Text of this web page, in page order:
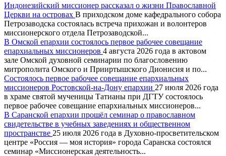
Индонезийский миссионер рассказал о жизни Православной
Церкви на островах В приходском доме кафедрального собора
Петрозаводска состоялась встреча прихожан и волонтеров
миссионерского отдела Петрозаводской...
В Омской епархии состоялось первое рабочее совещание
епархиальных миссионеров 4 августа 2026 года в актовом
зале Омской духовной семинарии по благословению
митрополита Омского и Прииртышского Дионисия и по...
Состоялось первое рабочее совещание епархиальных
миссионеров Ростовской-на-Дону епархии 27 июля 2026 года
в храме святой мученицы Татианы при ДГТУ состоялось
первое рабочее совещание епархиальных миссионеров...
В Саранской епархии прошёл семинар о православном
свидетельстве в учебных заведениях и общественном
пространстве 25 июля 2026 года в Духовно-просветительском
центре «Россия — моя история» города Саранска состоялся
семинар «Миссионерская деятельность...